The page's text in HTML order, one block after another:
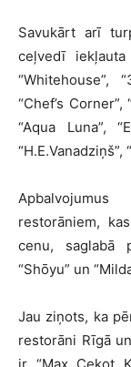
Savukārt arī
ceļvedī iekļauta
“Whitehouse”,
“Chef’s
“Aqua Luna”,
“H.E.Vanadziņš”,
restorāniem,
cenu, saglabā
“Shōyu” un
Jau ziņots, ka
restorāni Rīgā